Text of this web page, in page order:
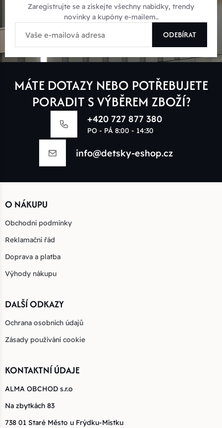
Zaregistrujte se a získejte všechny nabídky, trendy
novinky a kupóny e-mailem..
ODEBÍRAT
MÁTE DOTAZY NEBO POTŘEBUJETE
PORADIT S VÝBĚREM ZBOŽÍ?
+420 727 877 380
PO - PÁ 8:00 - 14:30
info@detsky-eshop.cz
O NÁKUPU
Obchodní podmínky
Reklamační řád
Doprava a platba
Výhody nákupu
DALŠÍ ODKAZY
Ochrana osobních údajů
Zásady používání cookie
KONTAKTNÍ ÚDAJE
ALMA OBCHOD s.r.o
Na zbytkách 83
738 01 Staré Město u Frýdku-Místku